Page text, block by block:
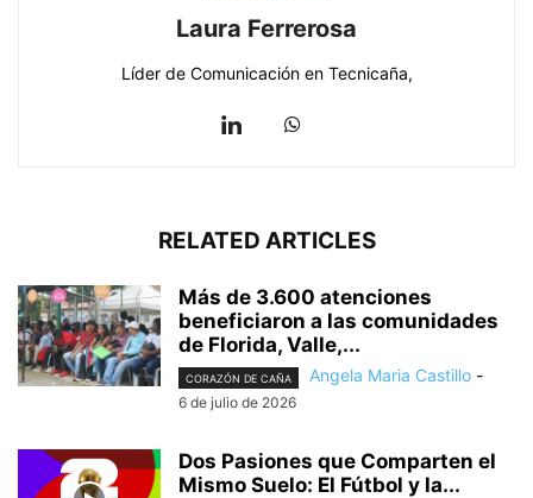
Laura Ferrerosa
Líder de Comunicación en Tecnicaña,
RELATED ARTICLES
Más de 3.600 atenciones
beneficiaron a las comunidades
de Florida, Valle,...
CORAZÓN DE CAÑA Angela Maria Castillo -
6 de julio de 2026
Dos Pasiones que Comparten el
Mismo Suelo: El Fútbol y la...